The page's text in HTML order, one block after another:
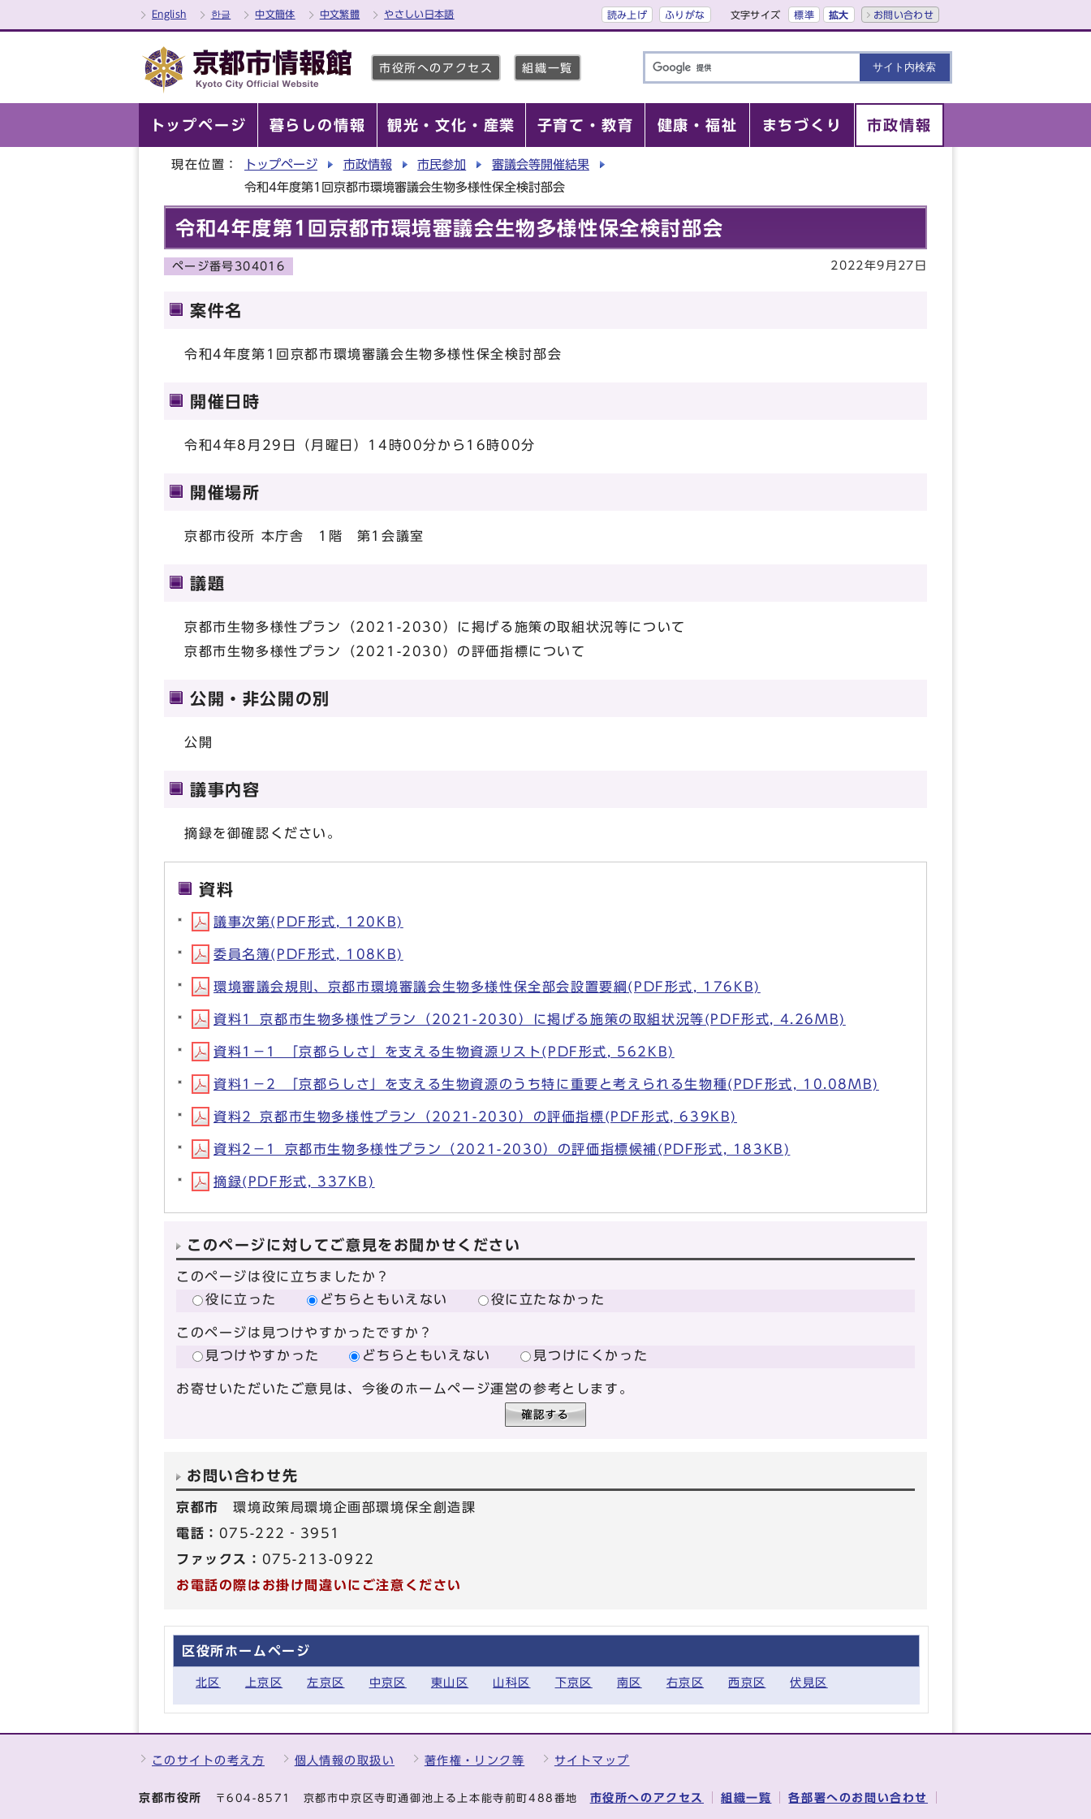
English 한글 中文簡体 中文繁體 やさしい日本語 読み上げ ふりがな 文字サイズ 標準 拡大 お問い合わせ
市役所へのアクセス 組織一覧
トップページ 暮らしの情報 観光・文化・産業 子育て・教育 健康・福祉 まちづくり 市政情報
現在位置： トップページ 市政情報 市民参加
審議会等開催結果
令和4年度第1回京都市環境審議会生物多様性保全検討部会
令和4年度第1回京都市環境審議会生物多様性保全検討部会
ページ番号304016 2022年9月27日
案件名
令和4年度第1回京都市環境審議会生物多様性保全検討部会
開催日時
令和4年8月29日（月曜日）14時00分から16時00分
開催場所
京都市役所 本庁舎 1階 第1会議室
議題
京都市生物多様性プラン（2021-2030）に掲げる施策の取組状況等について
京都市生物多様性プラン（2021-2030）の評価指標について
公開・非公開の別
公開
議事内容
摘録を御確認ください。
資料
議事次第(PDF形式, 120KB)
委員名簿(PDF形式, 108KB)
環境審議会規則、京都市環境審議会生物多様性保全部会設置要綱(PDF形式, 176KB)
資料1_京都市生物多様性プラン（2021-2030）に掲げる施策の取組状況等(PDF形式, 4.26MB)
資料1－1_「京都らしさ」を支える生物資源リスト(PDF形式, 562KB)
資料1－2_「京都らしさ」を支える生物資源のうち特に重要と考えられる生物種(PDF形式, 10.08MB)
資料2_京都市生物多様性プラン（2021-2030）の評価指標(PDF形式, 639KB)
資料2－1_京都市生物多様性プラン（2021-2030）の評価指標候補(PDF形式, 183KB)
摘録(PDF形式, 337KB)
このページに対してご意見をお聞かせください
このページは役に立ちましたか？
役に立った
どちらともいえない 役に立たなかった
このページは見つけやすかったですか？
見つけやすかった
どちらともいえない 見つけにくかった
お寄せいただいたご意見は、今後のホームページ運営の参考とします。
お問い合わせ先
京都市環境政策局環境企画部環境保全創造課
電話： 075-222‐3951
ファックス： 075-213-0922
お電話の際はお掛け間違いにご注意ください
区役所ホームページ
北区 上京区 左京区 中京区 東山区 山科区 下京区 南区 右京区 西京区 伏見区
このサイトの考え方 個人情報の取扱い 著作権・リンク等 サイトマップ
京都市役所 〒604-8571 京都市中京区寺町通御池上る上本能寺前町488番地 市役所へのアクセス 組織一覧 各部署へのお問い合わせ